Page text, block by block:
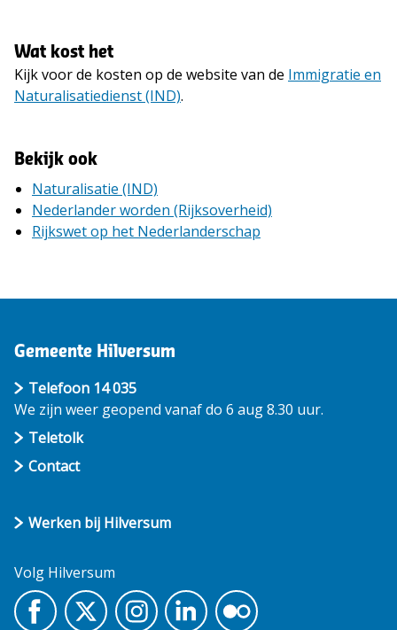
Wat kost het
Kijk voor de kosten op de website van de Immigratie en
Naturalisatiedienst (IND).
Bekijk ook
Naturalisatie (IND)
Nederlander worden (Rijksoverheid)
Rijkswet op het Nederlanderschap
Gemeente Hilversum
Telefoon 14 035
We zijn weer geopend vanaf do 6 aug 8.30 uur.
Teletolk
Contact
Werken bij Hilversum
Volg Hilversum